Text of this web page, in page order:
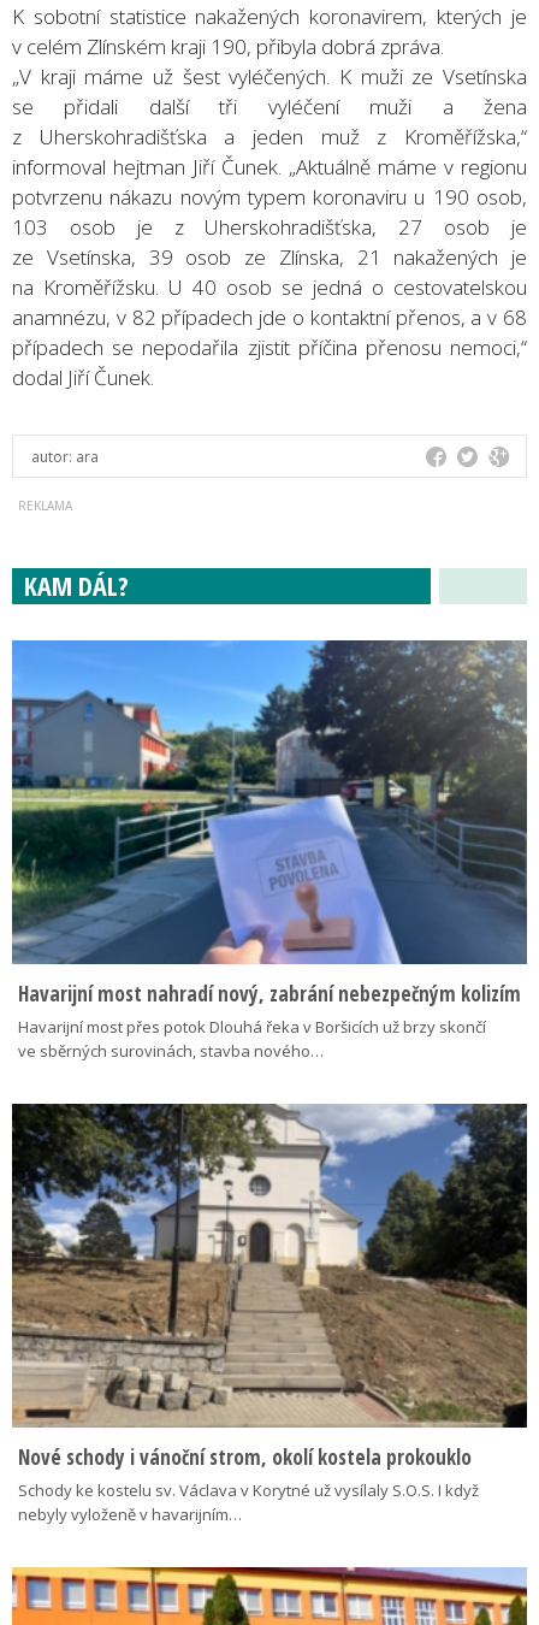
K sobotní statistice nakažených koronavirem, kterých je
v celém Zlínském kraji 190, přibyla dobrá zpráva.
„V kraji máme už šest vyléčených. K muži ze Vsetínska
se přidali další tři vyléčení muži a žena
z Uherskohradišťska a jeden muž z Kroměřížska,“
informoval hejtman Jiří Čunek. „Aktuálně máme v regionu
potvrzenu nákazu novým typem koronaviru u 190 osob,
103 osob je z Uherskohradišťska, 27 osob je
ze Vsetínska, 39 osob ze Zlínska, 21 nakažených je
na Kroměřížsku. U 40 osob se jedná o cestovatelskou
anamnézu, v 82 případech jde o kontaktní přenos, a v 68
případech se nepodařila zjistit příčina přenosu nemoci,“
dodal Jiří Čunek.
autor: ara
KAM DÁL?
Havarijní most nahradí nový, zabrání nebezpečným kolizím
Havarijní most přes potok Dlouhá řeka v Boršicích už brzy skončí
ve sběrných surovinách, stavba nového…
Nové schody i vánoční strom, okolí kostela prokouklo
Schody ke kostelu sv. Václava v Korytné už vysílaly S.O.S. I když
nebyly vyloženě v havarijním…